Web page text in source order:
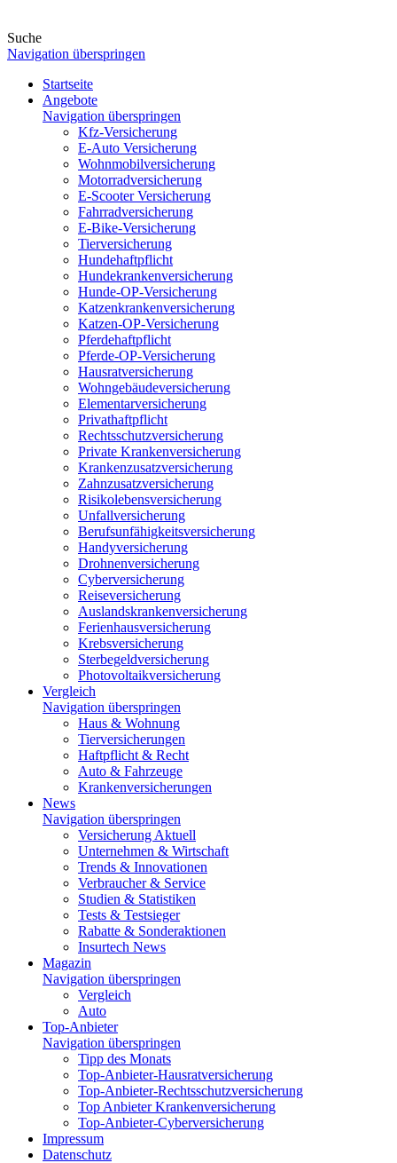
Suche
Navigation überspringen
Startseite
Angebote
Navigation überspringen
Kfz-Versicherung
E-Auto Versicherung
Wohnmobilversicherung
Motorradversicherung
E-Scooter Versicherung
Fahrradversicherung
E-Bike-Versicherung
Tierversicherung
Hundehaftpflicht
Hundekrankenversicherung
Hunde-OP-Versicherung
Katzenkrankenversicherung
Katzen-OP-Versicherung
Pferdehaftpflicht
Pferde-OP-Versicherung
Hausratversicherung
Wohngebäudeversicherung
Elementarversicherung
Privathaftpflicht
Rechtsschutzversicherung
Private Krankenversicherung
Krankenzusatzversicherung
Zahnzusatzversicherung
Risikolebensversicherung
Unfallversicherung
Berufsunfähigkeitsversicherung
Handyversicherung
Drohnenversicherung
Cyberversicherung
Reiseversicherung
Auslandskrankenversicherung
Ferienhausversicherung
Krebsversicherung
Sterbegeldversicherung
Photovoltaikversicherung
Vergleich
Navigation überspringen
Haus & Wohnung
Tierversicherungen
Haftpflicht & Recht
Auto & Fahrzeuge
Krankenversicherungen
News
Navigation überspringen
Versicherung Aktuell
Unternehmen & Wirtschaft
Trends & Innovationen
Verbraucher & Service
Studien & Statistiken
Tests & Testsieger
Rabatte & Sonderaktionen
Insurtech News
Magazin
Navigation überspringen
Vergleich
Auto
Top-Anbieter
Navigation überspringen
Tipp des Monats
Top-Anbieter-Hausratversicherung
Top-Anbieter-Rechtsschutzversicherung
Top Anbieter Krankenversicherung
Top-Anbieter-Cyberversicherung
Impressum
Datenschutz